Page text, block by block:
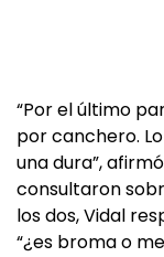
“Por el último
por canchero.
una dura”,
consultaron
los dos, Vidal
“¿es broma o